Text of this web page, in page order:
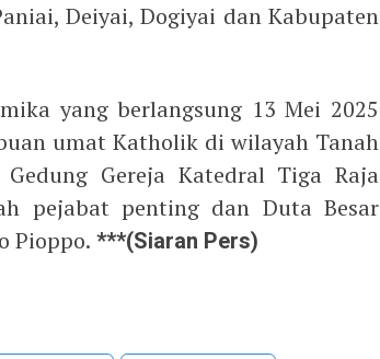
Deiyai, Dogiyai dan Kabupaten
yang berlangsung 13 Mei 2025
umat Katholik di wilayah Tanah
Gereja Katedral Tiga Raja
pejabat penting dan Duta Besar
Pioppo. ***(Siaran Pers)